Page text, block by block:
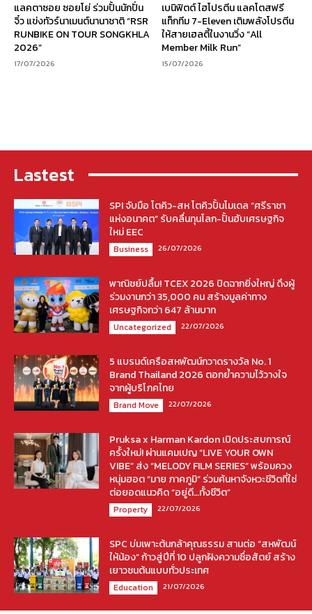
แลคตาซอย ซอยโย่ ร่วมปั้นนักปั่น
จิ๋ว แข่งทัวร์นาเมนต์นานาชาติ “RSR
RUNBIKE ON TOUR SONGKHLA
2026”
17/07/2026
เบนิฟิตต์ ไฮโปรตีน แลคโตสฟรี
แท็กทีม 7-Eleven เติมพลังโปรตีน
ให้สายเฮลตี้ในงานวิ่ง “All
Member Milk Run”
15/07/2026
Lastest
SPI จับมือ โตคิว-สห โตคิวปั้นโมเดล “ศรีราชา
แห่งอนาคต” รับคลื่นทุนโลก-ปั้นฮับเศรษฐกิจ
ใหม่ EEC
Business 26/07/2026
พาณิชย์ปลื้ม! TCEX 2026 ปิดฉากยิ่งใหญ่ ดึงผู้
ร่วมงานกว่า 35,000 คน สร้างมูลค่าทาง
เศรษฐกิจกว่า 647 ล้านบาท
Uncategorized 22/07/2026
5 แบรนด์เครือสหพัฒน์กวาดรางวัล No. 1
Brand Thailand 2026 ตอกย้ำความไว้วางใจ
จากผู้บริโภคไทย
Brand Move 22/07/2026
Pruksa x Harman Kardon เปิดประสบการณ์
ครั้งใหม่! ผ่านแคมเปญ “LIVE YOUR OWN
VIBE” ส่ง “MELODY FILM SERIES” พร้อมควง
หนุ่มฮอต “มาย ภาคภูมิ” ร่วมค้นหาจังหวะชีวิตที่ใช่
ต่อยอดแนวคิด “อยู่ดี…ทั้งชีวิต”
Property 22/07/2026
SPC บ่มเพาะต้นกล้าคุณธรรม สานต่อ “สหพัฒน์
ให้น้อง” ก้าวสู่ปีที่ 10 ปลูกฝังความซื่อสัตย์ สร้าง
เยาวชนต้นแบบทั่วประเทศ
Education 21/07/2026